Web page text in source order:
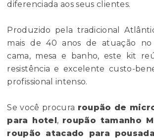
diferenciada aos seus clientes.
Produzido pela tradicional
mais de 40 anos de atuação
cama, mesa e banho, este kit
resistência e excelente custo-
profissional intenso.
Se você procura roupão de
para hotel , roupão tamanho
roupão atacado para pousada